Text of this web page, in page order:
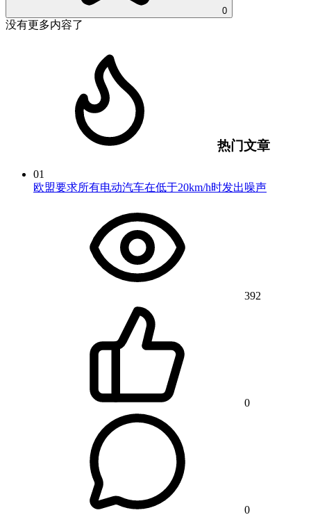
0
没有更多内容了
热门文章
01
欧盟要求所有电动汽车在低于20km/h时发出噪声
392
0
0